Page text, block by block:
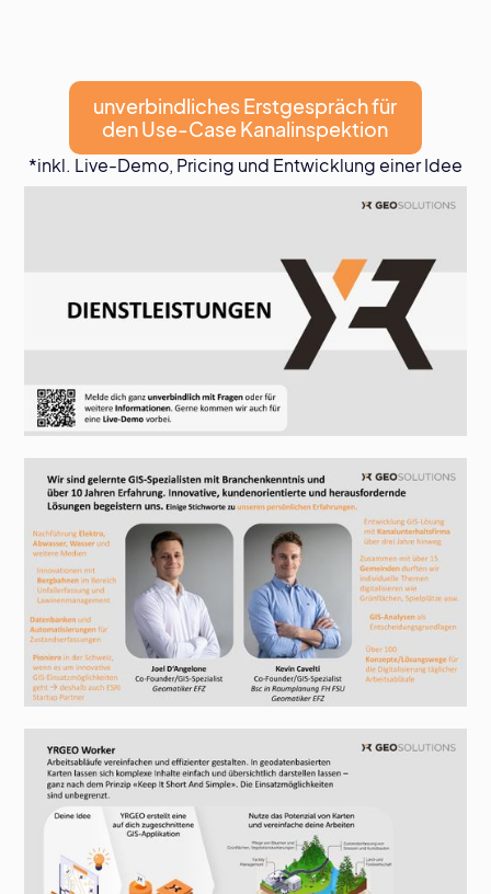
unverbindliches Erstgespräch für
den Use-Case Kanalinspektion
*inkl. Live-Demo, Pricing und Entwicklung einer Idee